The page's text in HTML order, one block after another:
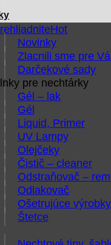
Novinky
Zlacnili sme pre
Darčekové sady
pre nechtárky
Gél – lak
Gél
Liquid, Primer
UV Lampy
Olejčeky
Čistič – cleaner
Odstraňovač –
Odlakovač
Ošetrujúce výrobky
Štetce